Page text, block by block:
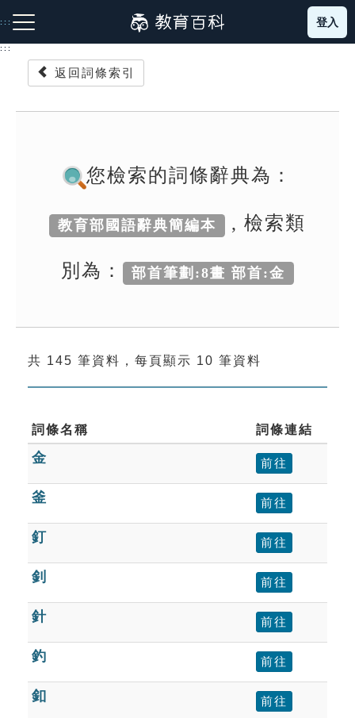
到
主
:::
生字詞彙表
成語故事
索引選單
單字索引
生命大百科索引
遊戲專區
教學應用
貓頭鷹博士
登入
:::
返回詞條索引
您檢索的詞條辭典為：
教育部國語辭典簡編本 , 檢索類
別為： 部首筆劃:8畫 部首:金
共 145 筆資料，每頁顯示 10 筆資料
詞條名稱 詞條連結
金 前往
釜 前往
釘 前往
釗 前往
針 前往
釣 前往
釦 前往